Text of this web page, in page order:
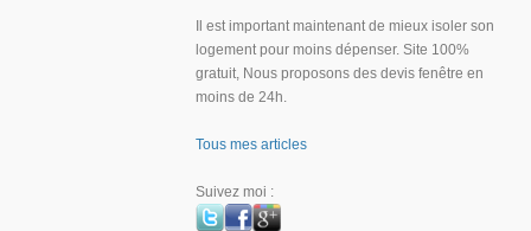
Il est important maintenant de mieux isoler son
logement pour moins dépenser. Site 100%
gratuit, Nous proposons des devis fenêtre en
moins de 24h.
Tous mes articles
Suivez moi :